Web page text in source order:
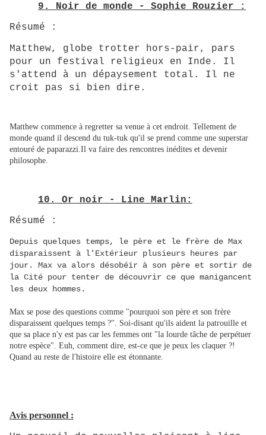
9. Noir de monde - Sophie Rouzier :
Résumé :
Matthew, globe trotter hors-pair, pars
pour un festival religieux en Inde. Il
s'attend à un dépaysement total. Il ne
croit pas si bien dire.
Matthew commence à regretter sa venue à cet endroit. Tellement de
monde quand il descend du tuk-tuk qu'il se prend comme une superstar
entouré de paparazzi.Il va faire des rencontres inédites et devenir
philosophe.
10. Or noir - Line Marlin:
Résumé :
Depuis quelques temps, le père et le frère de Max
disparaissent à l'Extérieur plusieurs heures par
jour. Max va alors désobéir à son père et sortir de
la Cité pour tenter de découvrir ce que manigancent
les deux hommes.
Max se pose des questions comme "pourquoi son père et son frère
disparaissent quelques temps ?". Soi-disant qu'ils aident la patrouille et
que sa place n'y est pas car les femmes ont "la lourde tâche de perpétuer
notre espèce". Euh, comment dire, est-ce que je peux les claquer ?!
Quand au reste de l'histoire elle est étonnante.
Avis personnel :